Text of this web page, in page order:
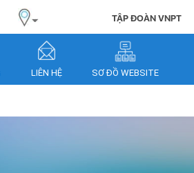
TẬP ĐOÀN VNPT
LIÊN HỆ SƠ ĐỒ WEBSITE